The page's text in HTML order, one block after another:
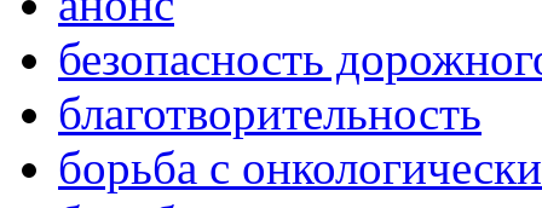
безопасность
благотворительность
борьба с